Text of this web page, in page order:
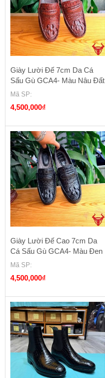
Giày Lười Đế 7cm Da Cá
Sấu Gù GCA4- Màu Nâu Đất
Mã SP:
4,500,000₫
Giày Lười Đế Cao 7cm Da
Cá Sấu Gù GCA4- Màu Đen
Mã SP:
4,500,000₫